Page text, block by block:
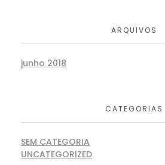
ARQUIVOS
junho 2018
CATEGORIAS
SEM CATEGORIA
UNCATEGORIZED